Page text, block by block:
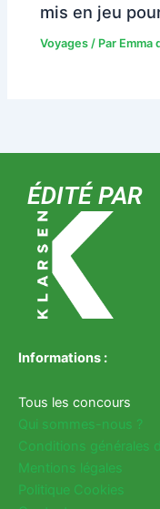
mis en jeu
Voyages / Par Emma
ÉDITÉ PAR
Informations :
Tous les concours
Qui sommes-nous ?
Conditions générales
Mentions légales
Politique Cookies